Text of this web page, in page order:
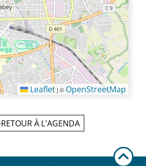
Leaflet | © OpenStreetMap
RETOUR À L'AGENDA